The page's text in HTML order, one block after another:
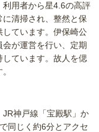
用者から星4.6の高評
清掃され、整然と保
ています。伊保崎公
が運営を行い、定期
ています。故人を偲
神戸線「宝殿駅」か
同じく約6分とアクセ